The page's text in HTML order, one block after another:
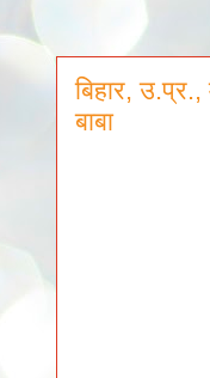
बिहार, उ.प्र.,
बाबा